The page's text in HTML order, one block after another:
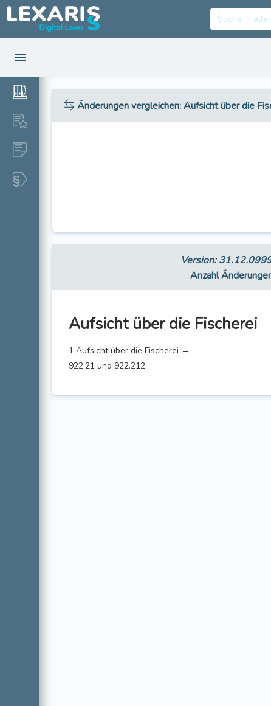
Änderungen vergleichen: Aufsicht über die
Version:
Anzahl
Aufsicht über die Fischerei
1 Aufsicht über die Fischerei →
922.21 und 922.212